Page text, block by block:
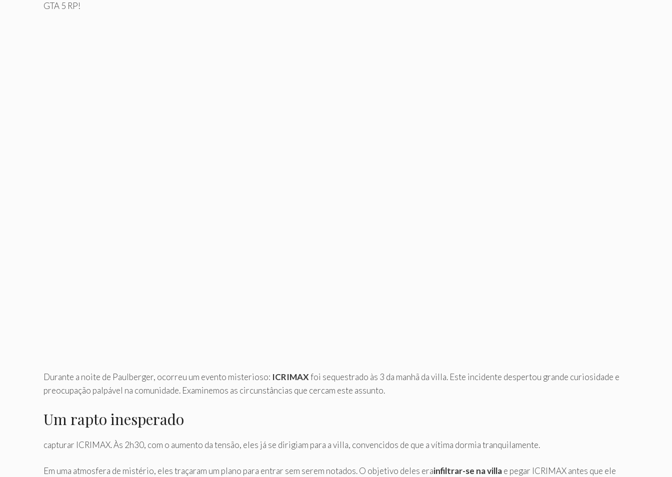
GTA 5 RP!
Durante a noite de Paulberger, ocorreu um evento misterioso: ICRIMAXfoi sequestrado às 3 da manhã da villa. Este incidente despertou grande curiosidade e
preocupação palpável na comunidade. Examinemos as circunstâncias que cercam este assunto.
Um rapto inesperado
capturar ICRIMAX. Às 2h30, com o aumento da tensão, eles já se dirigiam para a villa, convencidos de que a vítima dormia tranquilamente.
Em uma atmosfera de mistério, eles traçaram um plano para entrar sem serem notados. O objetivo deles erainfiltrar-se na villae pegar ICRIMAX antes que ele